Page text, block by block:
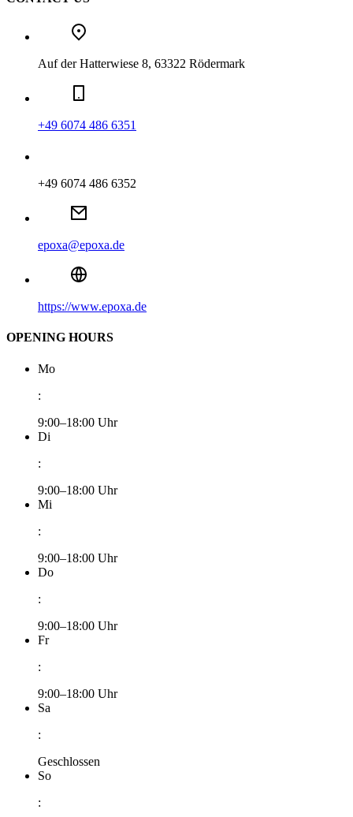
Auf der Hatterwiese 8, 63322 Rödermark
+49 6074 486 6351
+49 6074 486 6352
epoxa@epoxa.de
https://www.epoxa.de
OPENING HOURS
Mo
:
9:00–18:00 Uhr
Di
:
9:00–18:00 Uhr
Mi
:
9:00–18:00 Uhr
Do
:
9:00–18:00 Uhr
Fr
:
9:00–18:00 Uhr
Sa
:
Geschlossen
So
: